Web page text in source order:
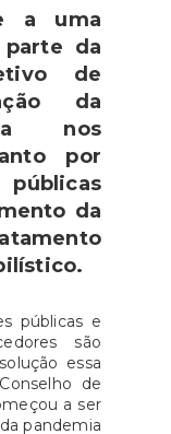
a uma
da
de
da
nos
por
da
públicas e
são
essa
de
a ser
pandemia